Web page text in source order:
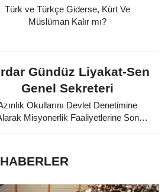
Türk ve Türkçe Giderse, Kürt Ve
Müslüman Kalır mı?
Gündüz Liyakat-Sen
Genel Sekreteri
Okullarını Devlet Denetimine
Misyonerlik Faaliyetlerine Son